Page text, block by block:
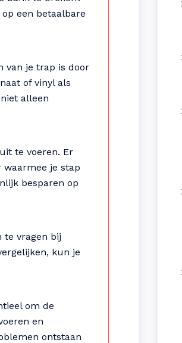
een betaalbare
van je trap is door
of vinyl als
alleen
te voeren. Er
je stap
besparen op
te vragen bij
kun je
om de
en
ontstaan